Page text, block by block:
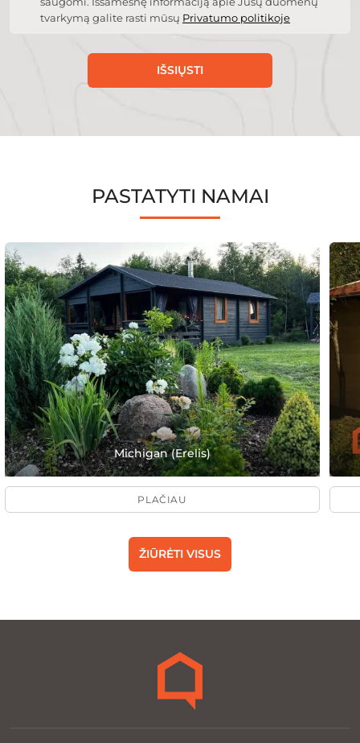
tvarkymą galite rasti mūsų Privatumo politikoje
IŠSIŲSTI
PASTATYTI NAMAI
Michigan (Erelis)
PLAČIAU
ŽIŪRĖTI VISUS